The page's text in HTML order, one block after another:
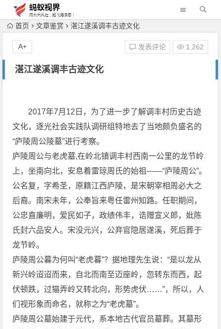
首页 文章鉴赏 湛江遂溪调丰古迹文化
湛江遂溪调丰古迹文化
发表评论 1,262
A+
2017年7月12日，为了进一步了解调丰村历史古迹
文化，逐光社会实践队调研组特地去了当地颇负盛名的
“庐陵周公陵墓”进行考察。
庐陵周公与老虎墓,在岭北镇调丰村西南一公里的龙节岭
上，坐南向北，安息着雷琼周氏的始祖――“庐陵周公”。
公名复，字希圣，原籍江西庐陵，是宋朝宰相周必大之
后裔。南宋未年，公奉旨来粤任雷州知路。任职期间，
公忠直廉明，爱民如子，政绩伟丰，诰赠宣义郎，妣陈
氏封六品安人。宋没元兴，公弃官隐居遂溪，死后葬于
龙节岭。
庐陵周公暮为何叫“老虎暮”？据地理先生说：“是以龙从
新兴岭迢迢而来，自北而南至迈座岭，忽转东而西，起
伏顿跌，过猫弄岭又转北向，形势虎伏……”，所以，人
们视形象而命名，就称之为“老虎墓”。
庐陵周公墓始建于元代，系本地古代官员墓葬。其墓形